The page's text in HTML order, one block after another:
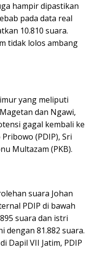
hampir dipastikan
pada data real
10.810 suara.
tidak lolos ambang
yang meliputi
dan Ngawi,
gagal kembali ke
(PDIP), Sri
Multazam (PKB).
suara Johan
PDIP di bawah
suara dan istri
dengan 81.882 suara.
Dapil VII Jatim, PDIP